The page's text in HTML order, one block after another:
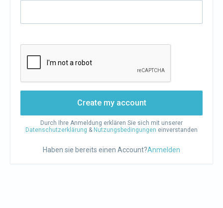
Create my account
Durch Ihre Anmeldung erklären Sie sich mit unserer
Datenschutzerklärung & Nutzungsbedingungen einverstanden
Haben sie bereits einen Account?Anmelden